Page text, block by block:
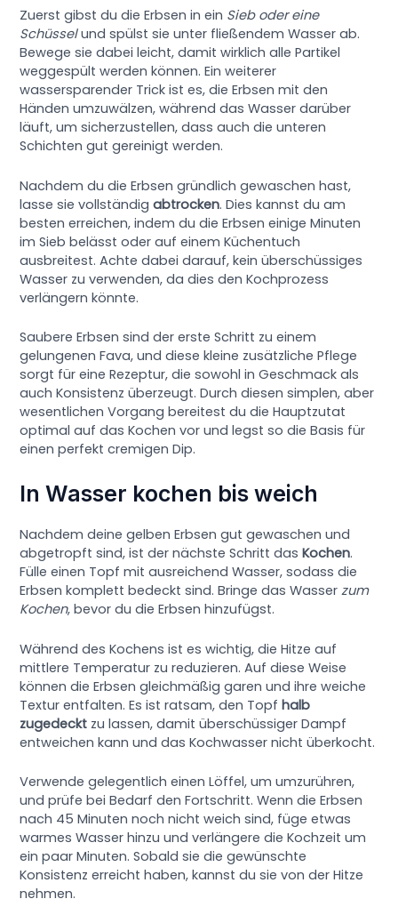
Zuerst gibst du die Erbsen in ein Sieb oder eine
Schüsselund spülst sie unter fließendem Wasser ab.
Bewege sie dabei leicht, damit wirklich alle Partikel
weggespült werden können. Ein weiterer
wassersparender Trick ist es, die Erbsen mit den
Händen umzuwälzen, während das Wasser darüber
läuft, um sicherzustellen, dass auch die unteren
Schichten gut gereinigt werden.
Nachdem du die Erbsen gründlich gewaschen hast,
lasse sie vollständigabtrocken. Dies kannst du am
besten erreichen, indem du die Erbsen einige Minuten
im Sieb belässt oder auf einem Küchentuch
ausbreitest. Achte dabei darauf, kein überschüssiges
Wasser zu verwenden, da dies den Kochprozess
verlängern könnte.
Saubere Erbsen sind der erste Schritt zu einem
gelungenen Fava, und diese kleine zusätzliche Pflege
sorgt für eine Rezeptur, die sowohl in Geschmack als
auch Konsistenz überzeugt. Durch diesen simplen, aber
wesentlichen Vorgang bereitest du die Hauptzutat
optimal auf das Kochen vor und legst so die Basis für
einen perfekt cremigen Dip.
In Wasser kochen bis weich
Nachdem deine gelben Erbsen gut gewaschen und
abgetropft sind, ist der nächste Schritt dasKochen.
Fülle einen Topf mit ausreichend Wasser, sodass die
Erbsen komplett bedeckt sind. Bringe das Wasserzum
Kochen, bevor du die Erbsen hinzufügst.
Während des Kochens ist es wichtig, die Hitze auf
mittlere Temperatur zu reduzieren. Auf diese Weise
können die Erbsen gleichmäßig garen und ihre weiche
Textur entfalten. Es ist ratsam, den Topfhalb
zugedeckt zu lassen, damit überschüssiger Dampf
entweichen kann und das Kochwasser nicht überkocht.
Verwende gelegentlich einen Löffel, um umzurühren,
und prüfe bei Bedarf den Fortschritt. Wenn die Erbsen
nach 45 Minuten noch nicht weich sind, füge etwas
warmes Wasser hinzu und verlängere die Kochzeit um
ein paar Minuten. Sobald sie die gewünschte
Konsistenz erreicht haben, kannst du sie von der Hitze
nehmen.